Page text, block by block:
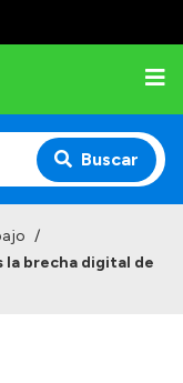
Buscar
/
la brecha digital de